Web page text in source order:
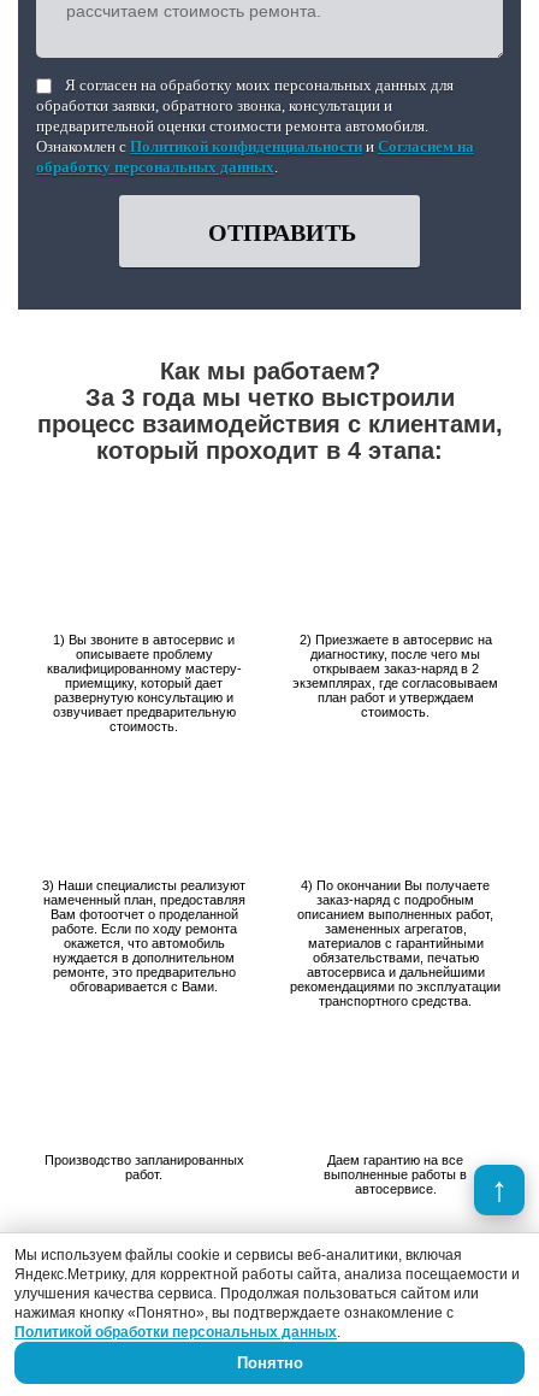
Я согласен на обработку моих персональных данных для
обработки заявки, обратного звонка, консультации и
предварительной оценки стоимости ремонта автомобиля.
Ознакомлен с Политикой конфиденциальности и Согласием на
обработку персональных данных
ОТПРАВИТЬ
Как мы работаем?
За 3 года мы четко выстроили
процесс взаимодействия с клиентами,
который проходит в 4 этапа:
1) Вы звоните в автосервис и
описываете проблему
квалифицированному мастеру-
приемщику, который дает
развернутую консультацию и
озвучивает предварительную
стоимость.
2) Приезжаете в автосервис на
диагностику, после чего мы
открываем заказ-наряд в 2
экземплярах, где согласовываем
план работ и утверждаем
стоимость.
3) Наши специалисты реализуют
намеченный план, предоставляя
Вам фотоотчет о проделанной
работе. Если по ходу ремонта
окажется, что автомобиль
нуждается в дополнительном
ремонте, это предварительно
обговаривается с Вами.
4) По окончании Вы получаете
заказ-наряд с подробным
описанием выполненных работ,
замененных агрегатов,
материалов с гарантийными
обязательствами, печатью
автосервиса и дальнейшими
рекомендациями по эксплуатации
транспортного средства.
Производство запланированных
работ.
Даем гарантию на все
выполненные работы в
автосервисе.
Отзывы клиентов
Мы используем файлы cookie и сервисы веб-аналитики, включая
Яндекс.Метрику, для корректной работы сайта, анализа посещаемости и
улучшения качества сервиса. Продолжая пользоваться сайтом или
нажимая кнопку «Понятно», вы подтверждаете ознакомление с
Политикой обработки персональных данных.
Понятно